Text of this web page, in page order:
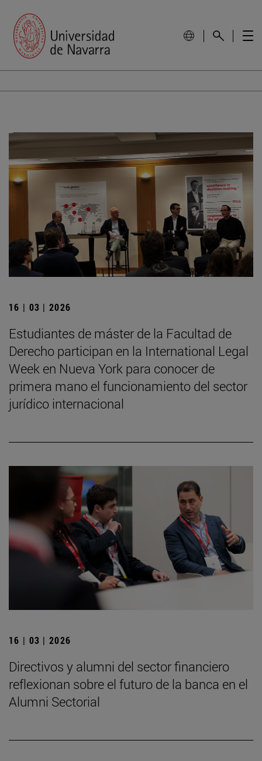
16 | 03 | 2026
Estudiantes de máster de la Facultad de
Derecho participan en la International Legal
Week en Nueva York para conocer de
primera mano el funcionamiento del sector
jurídico internacional
16 | 03 | 2026
Directivos y alumni del sector financiero
reflexionan sobre el futuro de la banca en el
Alumni Sectorial